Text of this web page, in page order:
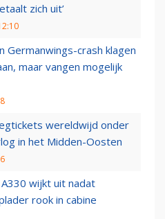
zich uit’
Germanwings-crash klagen
maar vangen mogelijk
wereldwijd onder
in het Midden-Oosten
A330 wijkt uit nadat
rook in cabine